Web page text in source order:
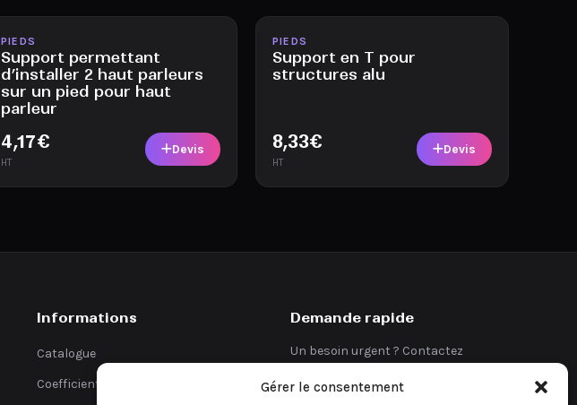
Gérer le consentement
Disponible
PIEDS
Support permettant
d’installer 2 haut parleurs
sur un pied pour haut
parleur
4,17€
HT
Devis
Disponible
PIEDS
Support en T pour
structures alu
8,33€
HT
Devis
Informations
Catalogue
Coefficients
Demande rapide
Un besoin urgent ? Contactez